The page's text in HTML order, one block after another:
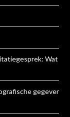
Wat is
gegevens